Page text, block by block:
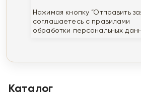
Нажимая кнопку “Отправить
соглашаетесь с правилами
обработки персональных
Каталог